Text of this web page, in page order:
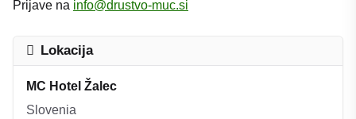
Prijave na info@drustvo-muc.si
Lokacija
MC Hotel Žalec
Slovenia